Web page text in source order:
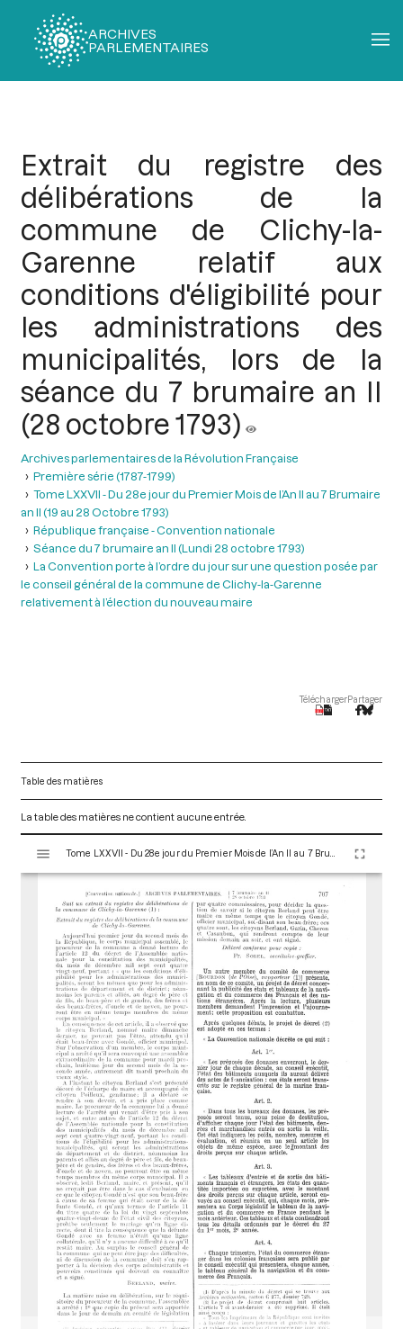
ARCHIVES
PARLEMENTAIRES
Extrait du registre des
délibérations de la
commune de Clichy-la-
Garenne relatif aux
conditions d'éligibilité pour
les administrations des
municipalités, lors de la
séance du 7 brumaire an II
(28 octobre 1793)
Archives parlementaires de la Révolution Française
Première série (1787-1799)
Tome LXXVII - Du 28e jour du Premier Mois de l’An II au 7 Brumaire
an II (19 au 28 Octobre 1793)
République française - Convention nationale
Séance du 7 brumaire an II (Lundi 28 octobre 1793)
La Convention porte à l’ordre du jour sur une question posée par
le conseil général de la commune de Clichy-la-Garenne
relativement à l’élection du nouveau maire
TéléchargerPartager
Table des matières
La table des matières ne contient aucune entrée.
s